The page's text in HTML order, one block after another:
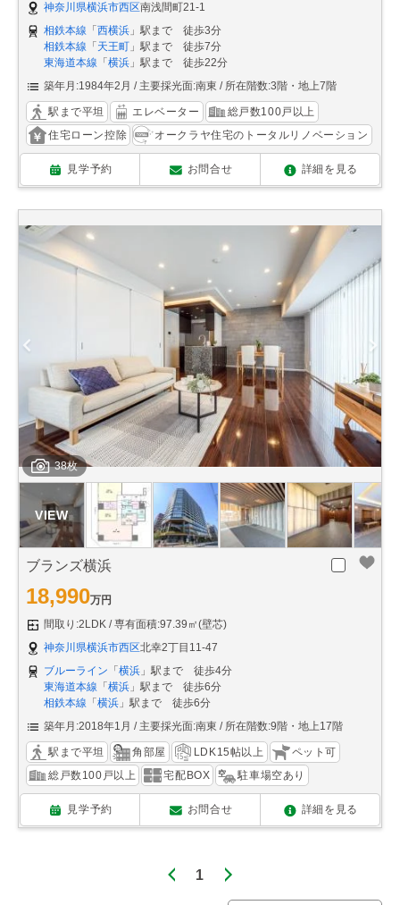
神奈川県横浜市西区南浅間町21-1
相鉄本線 「 西横浜 」駅まで 徒歩3分
相鉄本線 「 天王町 」駅まで 徒歩7分
東海道本線 「 横浜 」駅まで 徒歩22分
築年月:1984年2月
主要採光面:南東 所在階数:3階・地上7階
駅まで平坦 エレベーター
総戸数100戸以上
住宅ローン控除
オークラヤ住宅のトータルリノベーション
見学予約 お問合せ 詳細を見る
38枚
ブランズ横浜
18,990万円
間取り:2LDK
専有面積:97.39㎡(壁芯)
神奈川県横浜市西区北幸2丁目11-47
ブルーライン 「 横浜 」駅まで 徒歩4分
東海道本線 「 横浜 」駅まで 徒歩6分
相鉄本線 「 横浜 」駅まで 徒歩6分
築年月:2018年1月
主要採光面:南東 所在階数:9階・地上17階
駅まで平坦 角部屋 LDK15帖以上
ペット可
総戸数100戸以上
宅配BOX 駐車場空あり
見学予約 お問合せ 詳細を見る
1